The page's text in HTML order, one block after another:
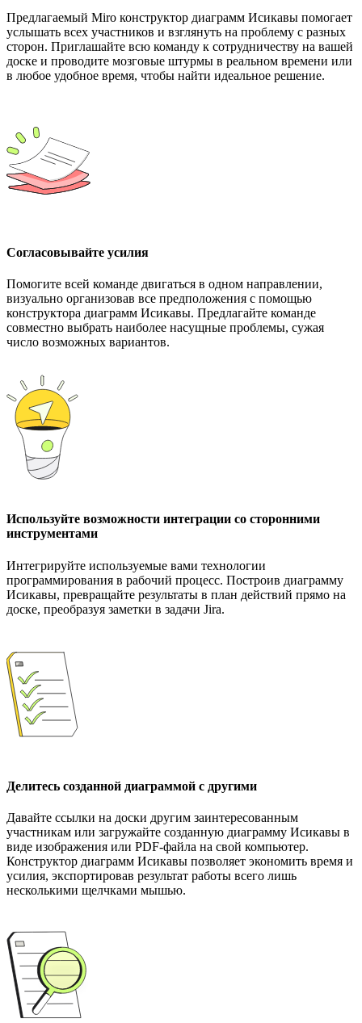
Предлагаемый Miro конструктор диаграмм Исикавы помогает
услышать всех участников и взглянуть на проблему с разных
сторон. Приглашайте всю команду к сотрудничеству на вашей
доске и проводите мозговые штурмы в реальном времени или
в любое удобное время, чтобы найти идеальное решение.
Согласовывайте усилия
Помогите всей команде двигаться в одном направлении,
визуально организовав все предположения с помощью
конструктора диаграмм Исикавы. Предлагайте команде
совместно выбрать наиболее насущные проблемы, сужая
число возможных вариантов.
Используйте возможности интеграции со сторонними
инструментами
Интегрируйте используемые вами технологии
программирования в рабочий процесс. Построив диаграмму
Исикавы, превращайте результаты в план действий прямо на
доске, преобразуя заметки в задачи Jira.
Делитесь созданной диаграммой с другими
Давайте ссылки на доски другим заинтересованным
участникам или загружайте созданную диаграмму Исикавы в
виде изображения или PDF-файла на свой компьютер.
Конструктор диаграмм Исикавы позволяет экономить время и
усилия, экспортировав результат работы всего лишь
несколькими щелчками мышью.